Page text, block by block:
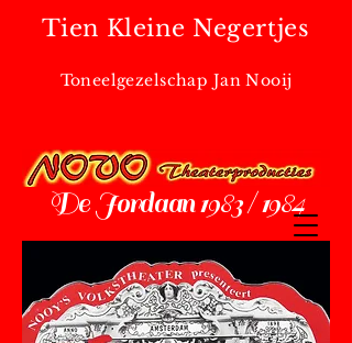
Tien Kleine Negertjes
Toneelgezelschap Jan Nooij
De Jordaan 1983 / 1984